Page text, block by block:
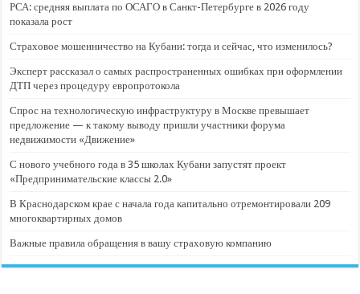
РСА: средняя выплата по ОСАГО в Санкт-Петербурге в 2026 году
показала рост
Страховое мошенничество на Кубани: тогда и сейчас, что изменилось?
Эксперт рассказал о самых распространенных ошибках при оформлении
ДТП через процедуру европротокола
Спрос на технологическую инфраструктуру в Москве превышает
предложение — к такому выводу пришли участники форума
недвижимости «Движение»
С нового учебного года в 35 школах Кубани запустят проект
«Предпринимательские классы 2.0»
В Краснодарском крае с начала года капитально отремонтировали 209
многоквартирных домов
Важные правила обращения в вашу страховую компанию